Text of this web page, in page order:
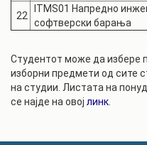
22
ITMS01 Напредно
софтверски барања
Студентот може да избере
изборни предмети од сите
на студии. Листата на
се најде на овој линк